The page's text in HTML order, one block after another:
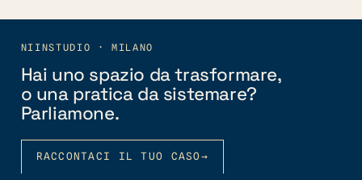
NIINSTUDIO · MILANO
Hai uno spazio da trasformare,
o una pratica da sistemare?
Parliamone.
RACCONTACI IL TUO CASO→